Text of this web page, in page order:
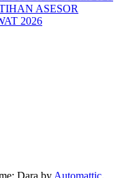
ASESOR
2026